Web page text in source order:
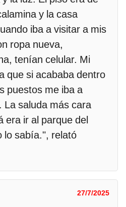
y la casa
iba a visitar a mis
ropa nueva,
tenían celular. Mi
que si acababa dentro
puestos me iba a
La saluda más cara
era ir al parque del
lo sabía.", relató
27/7/2025